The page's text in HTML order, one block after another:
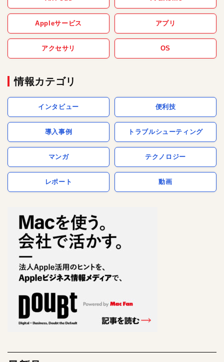
Appleサービス アプリ
アクセサリ OS
情報カテゴリ
インタビュー 便利技
導入事例 トラブルシューティング
マンガ テクノロジー
レポート 動画